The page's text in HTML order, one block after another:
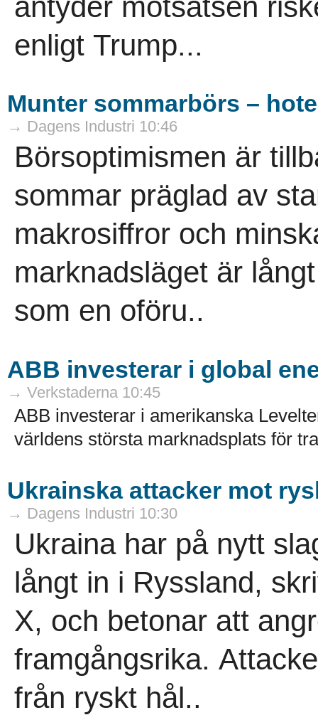
enligt Trump...
Munter sommarbörs –
→ Dagens Industri 10:46
Börsoptimismen är
sommar präglad av
makrosiffror och
marknadsläget är
som en oföru..
ABB investerar i global
→ Verkstaderna 10:45
ABB investerar i amerikanska
världens största marknadsplats för
Ukrainska attacker mot
→ Dagens Industri 10:30
Ukraina har på nytt
långt in i Ryssland,
X, och betonar att
framgångsrika.
från ryskt hål..